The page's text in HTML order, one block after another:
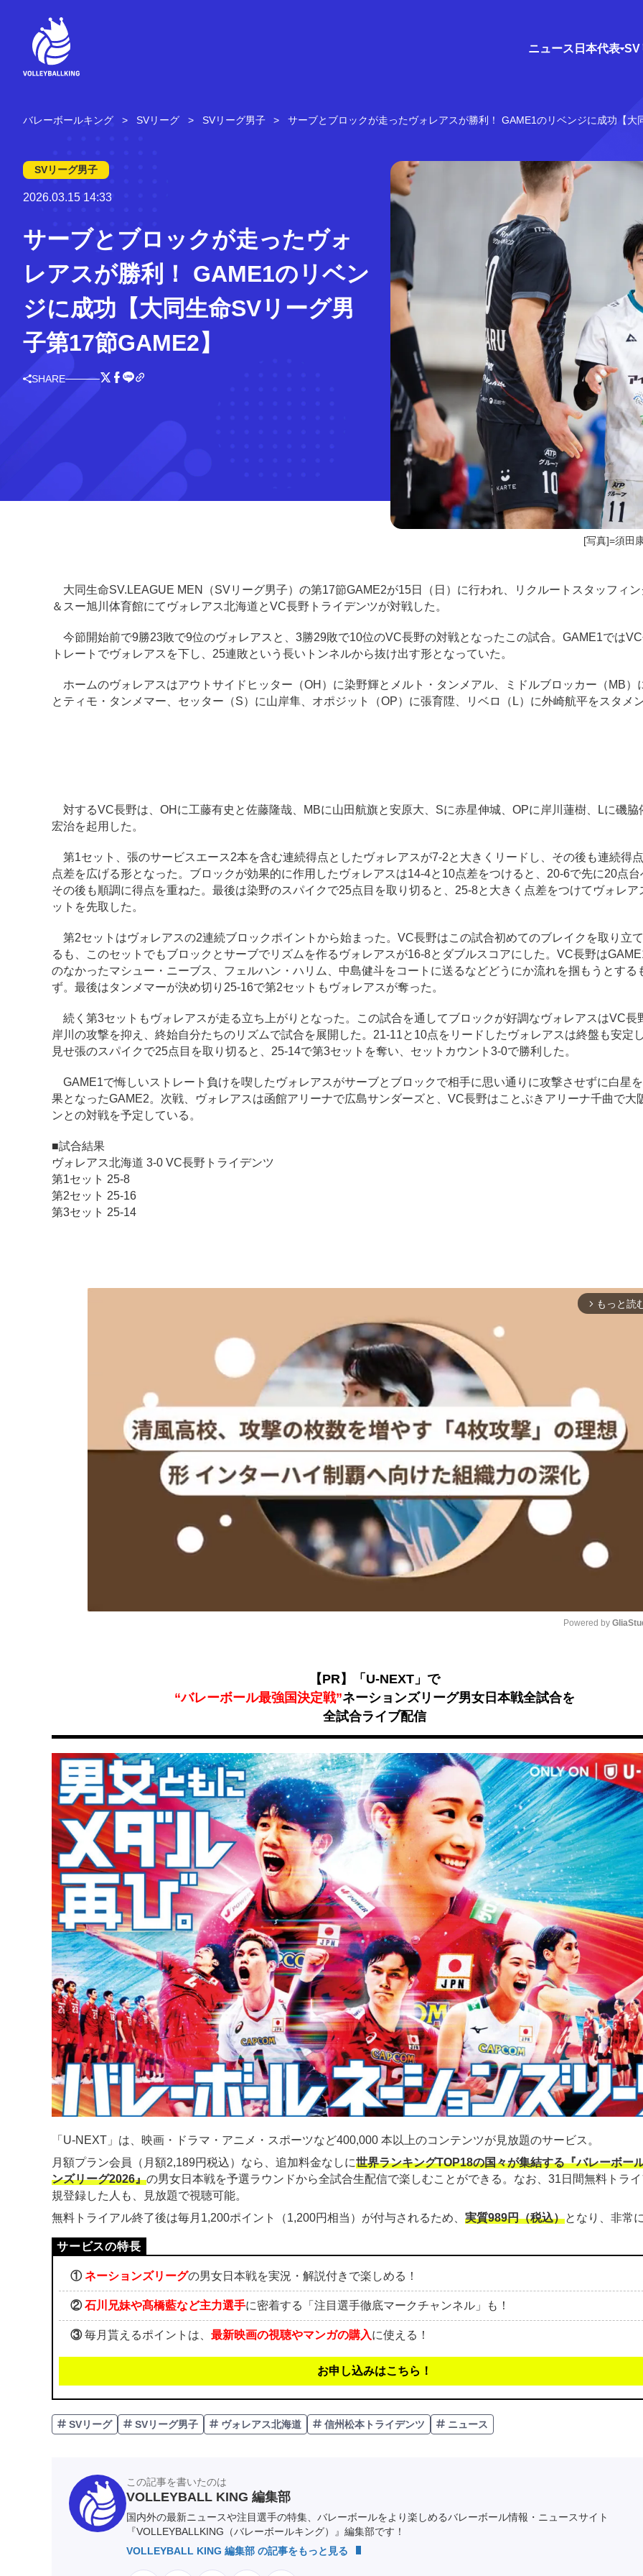
ニュース 日本代表 SV
バレーボールキング SVリーグ SVリーグ男子 サーブとブロックが走ったヴォレアスが勝利！ GAME1のリベンジに成功【
SVリーグ男子
2026.03.15 14:33
サーブとブロックが走ったヴォ
レアスが勝利！ GAME1のリベン
ジに成功【大同生命SVリーグ男
子第17節GAME2】
SHARE
[写真]=須田
大同生命SV.LEAGUE MEN（SVリーグ男子）の第17節GAME2が15日（日）に行われ、リクルートスタッフィ
＆スー旭川体育館にてヴォレアス北海道とVC長野トライデンツが対戦した。
今節開始前で9勝23敗で9位のヴォレアスと、3勝29敗で10位のVC長野の対戦となったこの試合。GAME1では
トレートでヴォレアスを下し、25連敗という長いトンネルから抜け出す形となっていた。
ホームのヴォレアスはアウトサイドヒッター（OH）に染野輝とメルト・タンメアル、ミドルブロッカー（MB）
とティモ・タンメマー、セッター（S）に山岸隼、オポジット（OP）に張育陞、リベロ（L）に外崎航平をスタメ
対するVC長野は、OHに工藤有史と佐藤隆哉、MBに山田航旗と安原大、Sに赤星伸城、OPに岸川蓮樹、Lに磯脇
宏治を起用した。
第1セット、張のサービスエース2本を含む連続得点としたヴォレアスが7-2と大きくリードし、その後も連続得
点差を広げる形となった。ブロックが効果的に作用したヴォレアスは14-4と10点差をつけると、20-6で先に20点
その後も順調に得点を重ねた。最後は染野のスパイクで25点目を取り切ると、25-8と大きく点差をつけてヴォレア
ットを先取した。
第2セットはヴォレアスの2連続ブロックポイントから始まった。VC長野はこの試合初めてのブレイクを取り立
るも、このセットでもブロックとサーブでリズムを作るヴォレアスが16-8とダブルスコアにした。VC長野は
のなかったマシュー・ニーブス、フェルハン・ハリム、中島健斗をコートに送るなどどうにか流れを掴もうとする
ず。最後はタンメマーが決め切り25-16で第2セットもヴォレアスが奪った。
続く第3セットもヴォレアスが走る立ち上がりとなった。この試合を通してブロックが好調なヴォレアスはVC長
岸川の攻撃を抑え、終始自分たちのリズムで試合を展開した。21-11と10点をリードしたヴォレアスは終盤も安定
見せ張のスパイクで25点目を取り切ると、25-14で第3セットを奪い、セットカウント3-0で勝利した。
GAME1で悔しいストレート負けを喫したヴォレアスがサーブとブロックで相手に思い通りに攻撃させずに白星
果となったGAME2。次戦、ヴォレアスは函館アリーナで広島サンダーズと、VC長野はことぶきアリーナ千曲で大
ンとの対戦を予定している。
■試合結果
ヴォレアス北海道 3-0 VC長野トライデンツ
第1セット 25-8
第2セット 25-16
第3セット 25-14
arrow_forward_ios もっと読
Powered by
【PR】「U-NEXT」で
“バレーボール最強国決定戦”ネーションズリーグ男女日本戦全試合を
全試合ライブ配信
「U-NEXT」は、映画・ドラマ・アニメ・スポーツなど400,000 本以上のコンテンツが見放題のサービス。
月額プラン会員（月額2,189円税込）なら、追加料金なしに世界ランキングTOP18の国々が集結する『バレーボー
ンズリーグ2026』の男女日本戦を予選ラウンドから全試合生配信で楽しむことができる。なお、31日間無料トラ
規登録した人も、見放題で視聴可能。
無料トライアル終了後は毎月1,200ポイント（1,200円相当）が付与されるため、 実質989円（税込）となり、非常
① ネーションズリーグの男女日本戦を実況・解説付きで楽しめる！
② 石川兄妹や髙橋藍など主力選手に密着する「注目選手徹底マークチャンネル」も！
③毎月貰えるポイントは、 最新映画の視聴やマンガの購入に使える！
お申し込みはこちら！
SVリーグ SVリーグ男子 ヴォレアス北海道 信州松本トライデンツ ニュース
この記事を書いたのは
VOLLEYBALL KING 編集部
国内外の最新ニュースや注目選手の特集、バレーボールをより楽しめるバレーボール情報・ニュースサイト
『VOLLEYBALLKING（バレーボールキング）』編集部です！
VOLLEYBALL KING 編集部 の記事をもっと見る